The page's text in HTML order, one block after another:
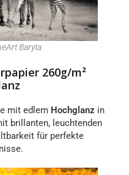
Baryta
260g/m²
mit edlem Hochglanz in
brillanten, leuchtenden
für perfekte